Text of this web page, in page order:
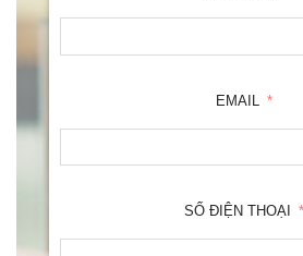
EMAIL
SỐ ĐIỆN THOẠI